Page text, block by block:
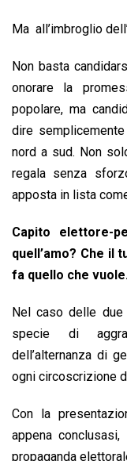
Ma all’imbroglio
Non basta
onorare la
popolare, ma
dire
nord a sud. Non
regala senza
apposta in lista
Capito elettore-
quell’amo? Che il
fa quello che
Nel caso delle
specie di
dell’alternanza di
ogni circoscrizione
Con la
appena
propaganda